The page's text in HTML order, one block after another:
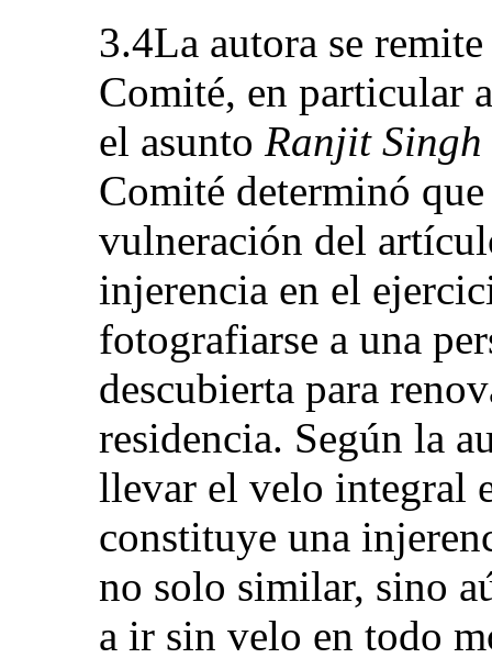
3.4La autora se
Comité, en particular
el asunto Ranjit
Comité determinó
vulneración del
injerencia en el
fotografiarse a una
descubierta para
residencia. Según la
llevar el velo integral
constituye una
no solo similar, sino
a ir sin velo en todo